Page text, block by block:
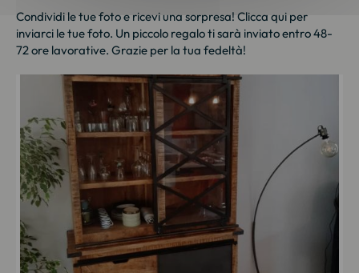
Condividi le tue foto e ricevi una sorpresa! Clicca qui per
inviarci le tue foto. Un piccolo regalo ti sarà inviato entro 48-
72 ore lavorative. Grazie per la tua fedeltà!